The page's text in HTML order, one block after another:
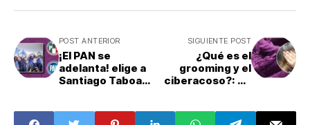
POST ANTERIOR
¡El PAN se
adelanta! elige a
Santiago Taboada
CDMX
SIGUIENTE POST
¿Qué es el
grooming y el
ciberacoso?: Te